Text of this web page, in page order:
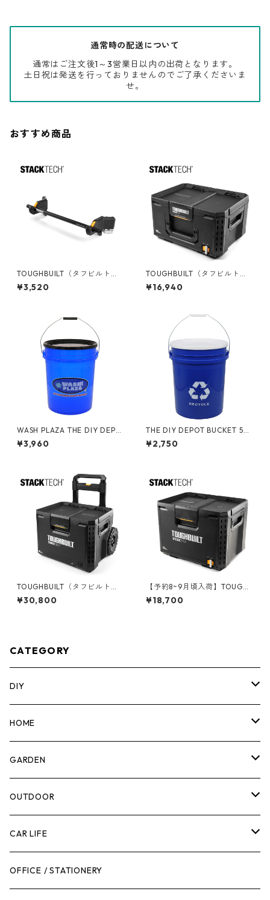
通常時の配送について
通常はご注文後1～3営業日以内の出荷となります。
土日祝は発送を行っておりませんのでご了承くださいま
せ。
おすすめ商品
TOUGHBUILT（タフビルト）S
TACK TECH(スタックテック)
ロールホルダー TB-B1-A-32
¥3,520
TOUGHBUILT（タフビルト）S
TACK TECH(スタックテック)
ツールボックス50 TB-B1-B-5
¥16,940
WASH PLAZA THE DIY DEPO
T 5gal バケット フタ付き 05
GLTDD-WASH
¥3,960
THE DIY DEPOT BUCKET 5ガ
ロンバケツ リサイクル フタ付
き 05GLTDD-RCY
¥2,750
TOUGHBUILT（タフビルト）S
TACK TECH(スタックテック)
ウィールツールボックス70 TB
¥30,800
【予約8~9月頃入荷】TOUGHB
UILT（タフビルト）STACK TE
CH(スタックテック) ツールボ
¥18,700
CATEGORY
DIY
マーカー
計測機器
腰袋・ツールホルスター
工具箱
作業台
HOME
5ガロンバケツ
キッチン
日用品
ボディケア
GARDEN
剪定ばさみ
ガーデンツール
ガーデンチェア
OUTDOOR
スツール
バンジーバンド
CAR LIFE
メンテナンスグッズ
OFFICE / STATIONERY